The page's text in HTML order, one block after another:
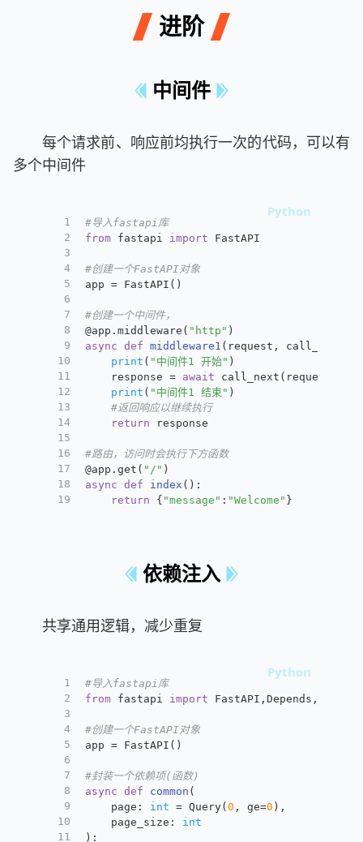
进阶
中间件
每个请求前、响应前均执行一次的代码，可以有
多个中间件
1
2
3
4
5
6
7
8
9
10
11
12
13
14
15
16
17
18
19
#导入fastapi库
from fastapi import FastAPI
#创建一个FastAPI对象
app = FastAPI()
#创建一个中间件，
@app.middleware( "http" )
async
def middleware1 ( request, call_next
print ( "中间件1 开始" )
    response =
await call_next(request)
print ( "中间件1 结束" )
#返回响应以继续执行
return response
#路由，访问时会执行下方函数
@app.get( "/" )
async
def index ():
return { "message" : "Welcome" }
依赖注入
共享通用逻辑，减少重复
1
2
3
4
5
6
7
8
9
10
11
#导入fastapi库
from fastapi import FastAPI,Depends,Query
#创建一个FastAPI对象
app = FastAPI()
#封装一个依赖项(函数)
async
def common (
	page:
int = Query(0 , ge=0 ),
    page_size:
int
):